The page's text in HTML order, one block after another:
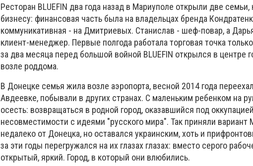
Ресторан BLUEFIN два года назад в Мариуполе открыли две
бизнесу: финансовая часть была на владельцах бренда
коммуникативная - на Дмитриевых. Станислав - шеф-повар, а
клиент-менеджер. Первые полгода работала торговая точка
за два месяца перед большой войной BLUEFIN открылся в центре
возле роддома.
В Донецке семья жила возле аэропорта, весной 2014 года
Авдеевке, побывали в других странах. С маленьким ребенком на
осесть: возвращаться в родной город, оказавшийся под
несовместимости с идеями "русского мира". Так приняли вариант
недалеко от Донецка, но оставался украинским, хоть и
за эти годы перегружался на их глазах глазах: вместо серого
открытый, яркий. Город, в который они влюбились.